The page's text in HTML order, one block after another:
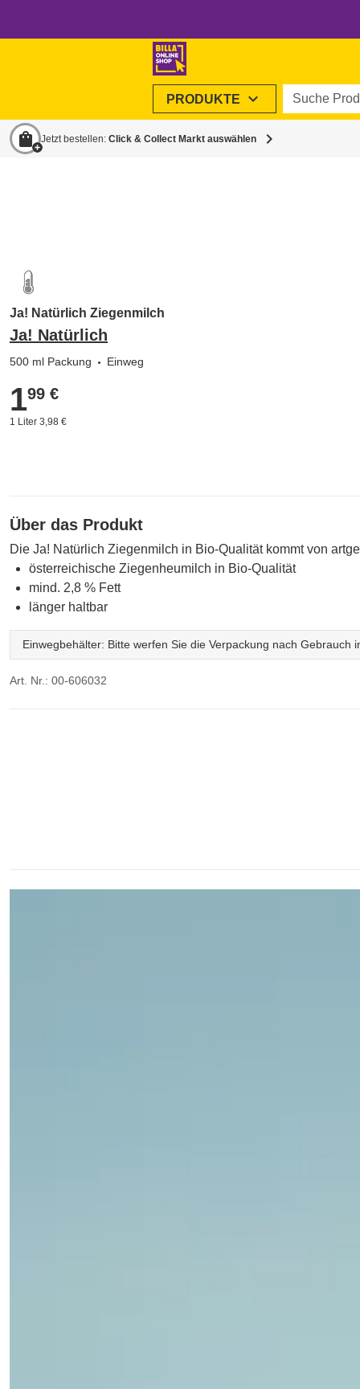
PRODUKTE expand_more Suche
shopping_bag Jetzt bestellen: Click & Collect Markt auswählen chevron_right
Ja! Natürlich Ziegenmilch
Ja! Natürlich
500 ml Packung Einweg
1,99 €
199 €
1 Liter 3,98 €
Über das Produkt
Die Ja! Natürlich Ziegenmilch in Bio-Qualität kommt von
österreichische Ziegenheumilch in Bio-Qualität
mind. 2,8 % Fett
länger haltbar
Einwegbehälter: Bitte werfen Sie die Verpackung nach Gebrauch
Art. Nr.: 00-606032